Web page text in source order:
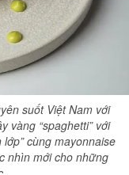
suốt Việt Nam với
vàng “spaghetti” với
cùng mayonnaise
nhìn mới cho những